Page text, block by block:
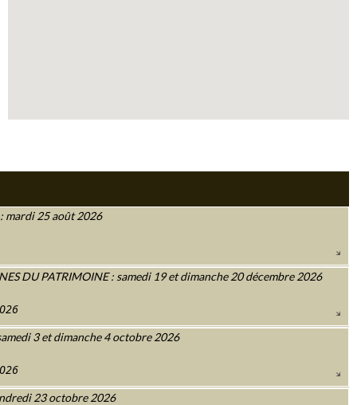
mardi 25 août 2026
DU PATRIMOINE : samedi 19 et dimanche 20 décembre 2026
3 et dimanche 4 octobre 2026
23 octobre 2026